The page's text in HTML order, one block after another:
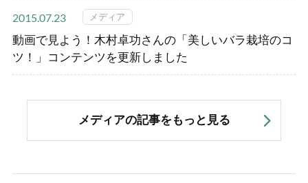
2015.07.23 メディア
動画で見よう！木村卓功さんの「美しいバラ栽培のコ
ツ！」コンテンツを更新しました
メディアの記事をもっと見る